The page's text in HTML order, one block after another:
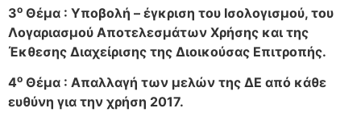
3ο Θέμα : Υποβολή – έγκριση του Ισολογισμού, του
Λογαριασμού Αποτελεσμάτων Χρήσης και της
Έκθεσης Διαχείρισης της Διοικούσας Επιτροπής.
4ο Θέμα : Απαλλαγή των μελών της ΔΕ από κάθε
ευθύνη για την χρήση 2017.